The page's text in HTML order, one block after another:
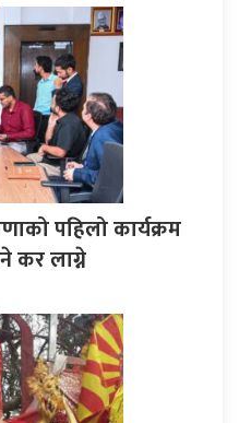
पहिलो कार्यक्रम
कर लाग्ने